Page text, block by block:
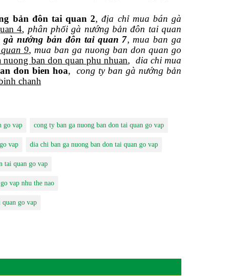
bản đôn tai quan 2,địa chỉ mua bán gà
4, phân phối gà nướng bản đôn tai quan
gà nướng bản đôn tai quan 7, mua ban ga
9, mua ban ga nuong ban don quan go
nuong ban don quan phu nhuan, dia chi mua
don bien hoa,
cong ty ban gà nướng bản
chanh
go vap cong ty ban ga nuong ban don tai quan go vap
vap dia chi ban ga nuong ban don tai quan go vap
tai quan go vap
vap nhu the nao
go vap